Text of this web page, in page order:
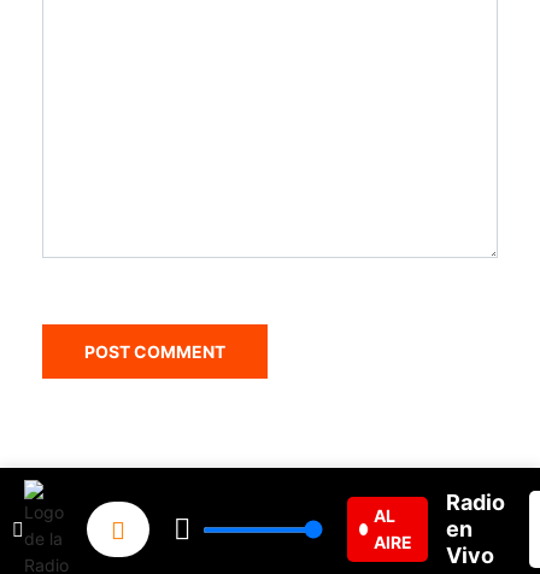
© 2020, Jazmar Estereo. Desarrollado por: Aiserver.com
AL
AIRE
Radio
en
Vivo